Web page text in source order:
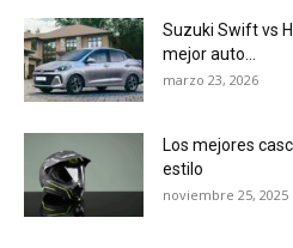
Suzuki Swift vs
mejor auto...
marzo 23, 2026
Los mejores
estilo
noviembre 25, 2025